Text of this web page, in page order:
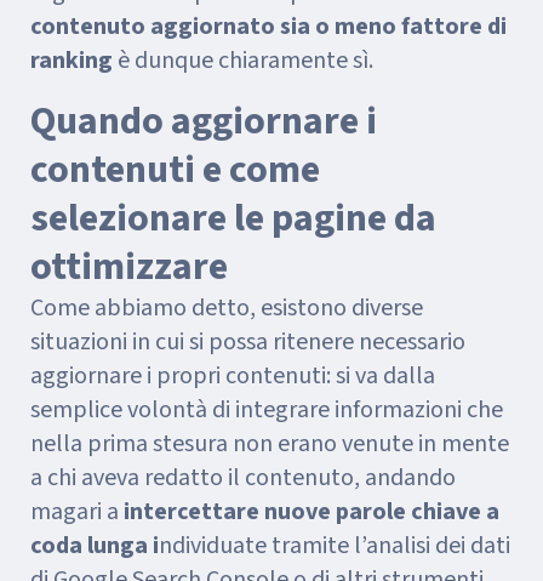
contenuto aggiornato sia o meno fattore di
ranking è dunque chiaramente sì.
Quando aggiornare i
contenuti e come
selezionare le pagine da
ottimizzare
Come abbiamo detto, esistono diverse
situazioni in cui si possa ritenere necessario
aggiornare i propri contenuti: si va dalla
semplice volontà di integrare informazioni che
nella prima stesura non erano venute in mente
a chi aveva redatto il contenuto, andando
magari a intercettare nuove parole chiave a
coda lunga individuate tramite l’analisi dei dati